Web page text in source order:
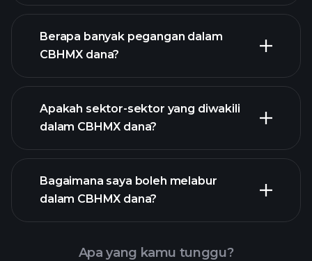
holdings
holdings
Berapa banyak pegangan dalam
CBHMX dana?
holdings
Apakah sektor-sektor yang diwakili
dalam CBHMX dana?
Bagaimana saya boleh melabur
dalam CBHMX dana?
Apa yang kamu tunggu?